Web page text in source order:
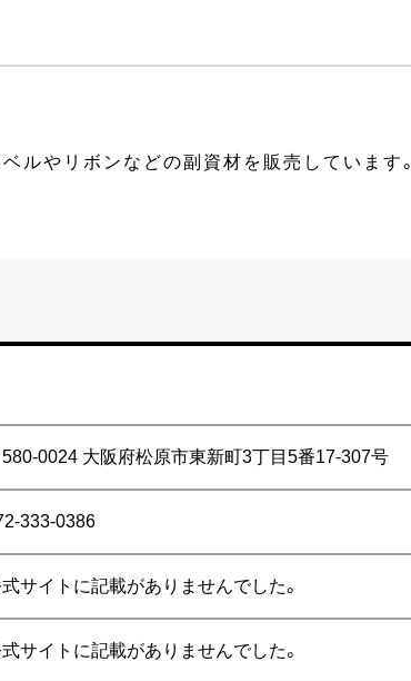
ルやリボンなどの副資材を販売しています。
580-0024 大阪府松原市東新町3丁目5番17-307号
333-0386
サイトに記載がありませんでした。
サイトに記載がありませんでした。